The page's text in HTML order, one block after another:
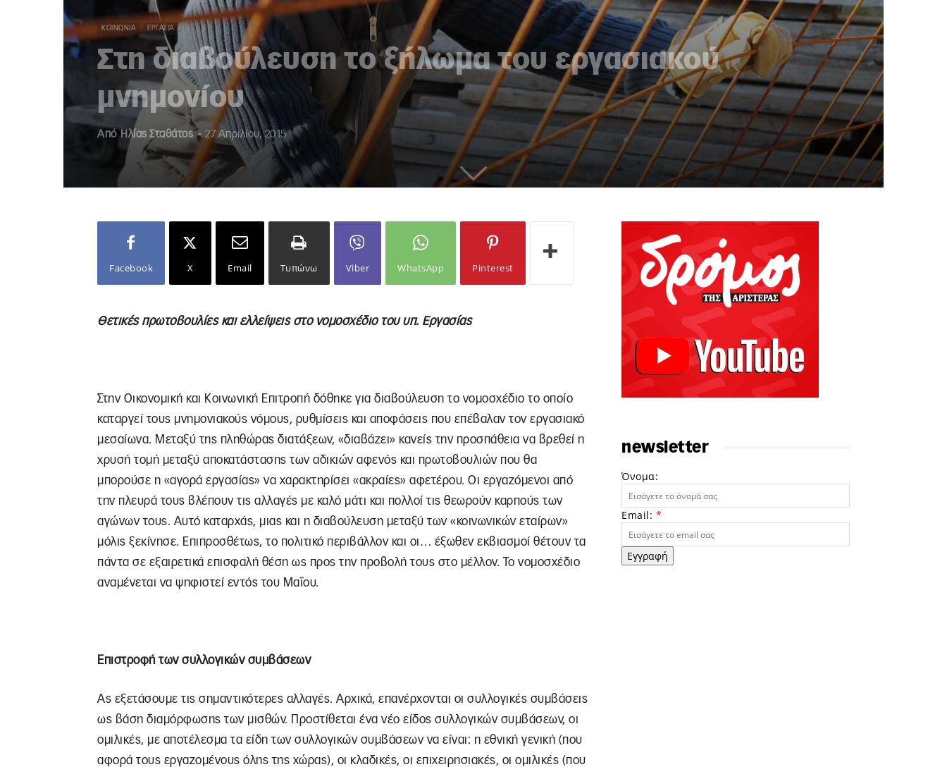
ΚΟΙΝΩΝΊΑ ΕΡΓΑΣΊΑ
Στη διαβούλευση το ξήλωμα του εργασιακού
μνημονίου
Από Ηλίας Σταθάτος - 27 Απριλίου, 2015
Facebook X Email Τυπώνω Viber WhatsApp Pinterest
Θετικές πρωτοβουλίες και ελλείψεις στο νομοσχέδιο του υπ. Εργασίας
Στην Οικονομική και Κοινωνική Επιτροπή δόθηκε για διαβούλευση το νομοσχέδιο το οποίο
καταργεί τους μνημονιακούς νόμους, ρυθμίσεις και αποφάσεις που επέβαλαν τον εργασιακό
μεσαίωνα. Μεταξύ της πληθώρας διατάξεων, «διαβάζει» κανείς την προσπάθεια να βρεθεί η
χρυσή τομή μεταξύ αποκατάστασης των αδικιών αφενός και πρωτοβουλιών που θα
μπορούσε η «αγορά εργασίας» να χαρακτηρίσει «ακραίες» αφετέρου. Οι εργαζόμενοι από
την πλευρά τους βλέπουν τις αλλαγές με καλό μάτι και πολλοί τις θεωρούν καρπούς των
αγώνων τους. Αυτό καταρχάς, μιας και η διαβούλευση μεταξύ των «κοινωνικών εταίρων»
μόλις ξεκίνησε. Επιπροσθέτως, το πολιτικό περιβάλλον και οι… έξωθεν εκβιασμοί θέτουν τα
πάντα σε εξαιρετικά επισφαλή θέση ως προς την προβολή τους στο μέλλον. Το νομοσχέδιο
αναμένεται να ψηφιστεί εντός του Μαΐου.
Επιστροφή των συλλογικών συμβάσεων
Ας εξετάσουμε τις σημαντικότερες αλλαγές. Αρχικά, επανέρχονται οι συλλογικές συμβάσεις
ως βάση διαμόρφωσης των μισθών. Προστίθεται ένα νέο είδος συλλογικών συμβάσεων, οι
ομιλικές, με αποτέλεσμα τα είδη των συλλογικών συμβάσεων να είναι: η εθνική γενική (που
αφορά τους εργαζομένους όλης της χώρας), οι κλαδικές, οι επιχειρησιακές, οι ομιλικές (που
newsletter
Όνομα:
Email: *
Εγγραφή